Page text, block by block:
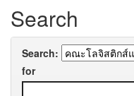
Search
Search:
for